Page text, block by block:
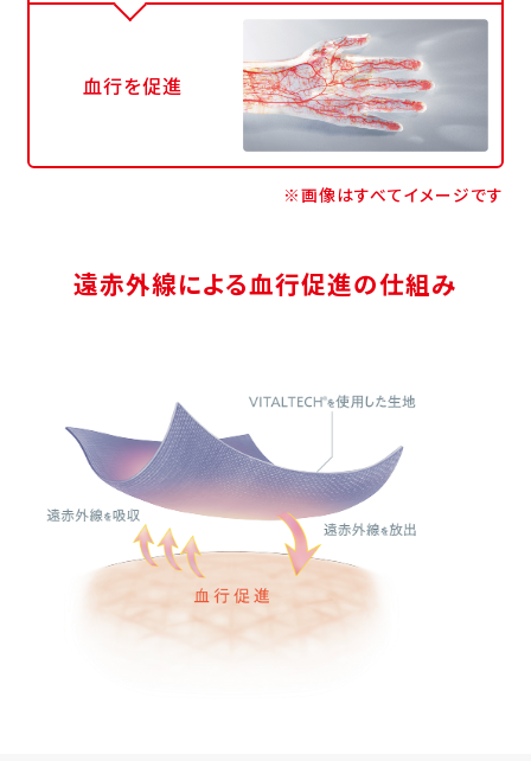
血行を促進
※画像はすべてイメージです
遠赤外線による血行促進の仕組み